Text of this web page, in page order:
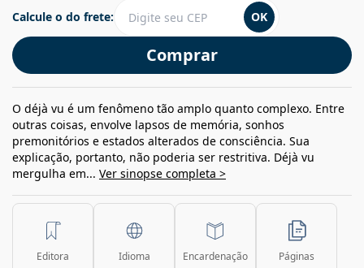
Comprar
Calcule o do frete: OK
O déjà vu é um fenômeno tão amplo quanto complexo. Entre
outras coisas, envolve lapsos de memória, sonhos
premonitórios e estados alterados de consciência. Sua
explicação, portanto, não poderia ser restritiva. Déjà vu
mergulha em... Ver sinopse completa >
Editora Idioma Encardenação Páginas